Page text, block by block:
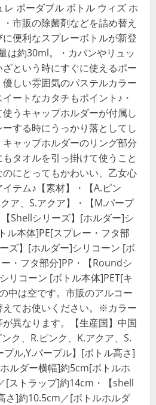
レ ポーダブル ボトル ウィズ ホ
市販の除菌剤などを詰め替え
便利なスプレーボトルが新登
は約30ml。・カバンやリュッ
という時にすぐに使えるポー
しい雰囲気のパステルカラー
ートなカタチもポイント♪・
うキャップホルダーが付属し
する時にうっかり落としてし
ャップホルダーのリング部分
タオルを引っ掛けて使うこと
にとってもかわいい、乙女心
テム♪【素材】・【A.ピン
ア、S.アクア】・【M.パープ
Shellシリーズ】[ホルダー]シ
ル本体]PE[スプレー・フタ部
ズ】[ホルダー]シリコーン [ボ
・フタ部分]PP・【Roundシ
リコーン [ボトル本体]PET[キ
中は空です。市販のアルコー
えてお使いください。※カラー
異なります。【生産国】中国
ンク、R.ピンク、K.アクア、S.
ル,Y.パープル】[ボトル高さ]
ルダー横幅]約5cm[ボトルホ
[ストラップ]約14cm・【shell
さ]約10.5cm／[ボトルホルダ